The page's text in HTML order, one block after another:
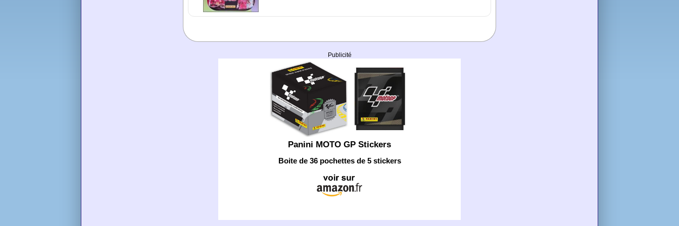
Publicité
Panini MOTO GP Stickers
Boite de 36 pochettes de 5 stickers